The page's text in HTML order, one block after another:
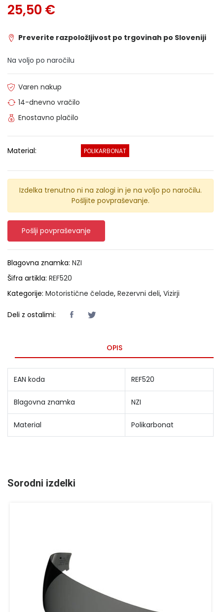
25,50 €
Preverite razpoložljivost po trgovinah po Sloveniji
Na voljo po naročilu
Varen nakup
14-dnevno vračilo
Enostavno plačilo
Material: POLIKARBONAT
Izdelka trenutno ni na zalogi in je na voljo po naročilu.
Pošljite povpraševanje.
Pošlji povpraševanje
Blagovna znamka: NZI
Šifra artikla: REF520
Kategorije: Motoristične čelade, Rezervni deli, Vizirji
Deli z ostalimi:
OPIS
EAN koda REF520
Blagovna znamka NZI
Material Polikarbonat
Sorodni izdelki